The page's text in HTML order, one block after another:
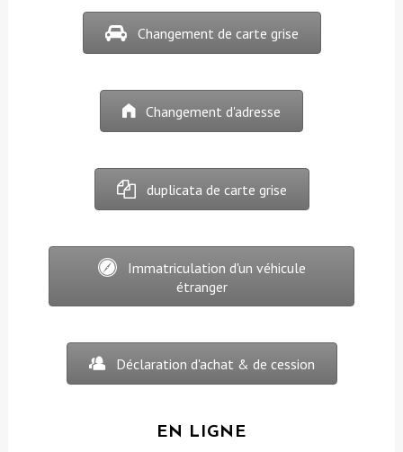
Changement de carte grise
Changement d'adresse
duplicata de carte grise
Immatriculation d'un véhicule
étranger
Déclaration d'achat & de cession
EN LIGNE